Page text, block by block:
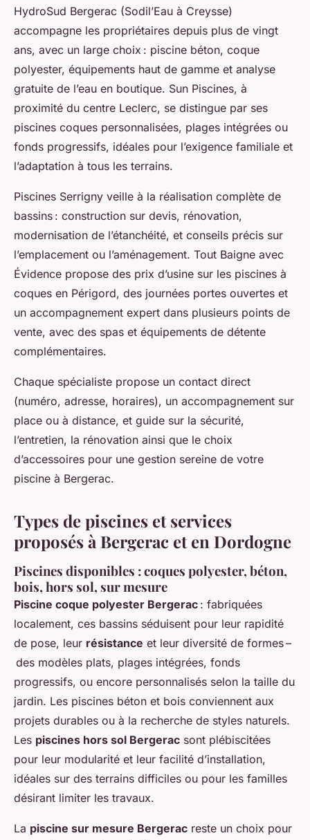
HydroSud Bergerac (Sodil’Eau à Creysse)
accompagne les propriétaires depuis plus de vingt
ans, avec un large choix : piscine béton, coque
polyester, équipements haut de gamme et analyse
gratuite de l’eau en boutique. Sun Piscines, à
proximité du centre Leclerc, se distingue par ses
piscines coques personnalisées, plages intégrées ou
fonds progressifs, idéales pour l’exigence familiale et
l’adaptation à tous les terrains.
Piscines Serrigny veille à la réalisation complète de
bassins : construction sur devis, rénovation,
modernisation de l’étanchéité, et conseils précis sur
l’emplacement ou l’aménagement. Tout Baigne avec
Évidence propose des prix d’usine sur les piscines à
coques en Périgord, des journées portes ouvertes et
un accompagnement expert dans plusieurs points de
vente, avec des spas et équipements de détente
complémentaires.
Chaque spécialiste propose un contact direct
(numéro, adresse, horaires), un accompagnement sur
place ou à distance, et guide sur la sécurité,
l’entretien, la rénovation ainsi que le choix
d’accessoires pour une gestion sereine de votre
piscine à Bergerac.
Types de piscines et services
proposés à Bergerac et en Dordogne
Piscines disponibles : coques polyester, béton,
bois, hors sol, sur mesure
Piscine coque polyester Bergerac : fabriquées
localement, ces bassins séduisent pour leur rapidité
de pose, leur résistance et leur diversité de formes –
des modèles plats, plages intégrées, fonds
progressifs, ou encore personnalisés selon la taille du
jardin. Les piscines béton et bois conviennent aux
projets durables ou à la recherche de styles naturels.
Les piscines hors sol Bergerac sont plébiscitées
pour leur modularité et leur facilité d’installation,
idéales sur des terrains difficiles ou pour les familles
désirant limiter les travaux.
La piscine sur mesure Bergerac reste un choix pour